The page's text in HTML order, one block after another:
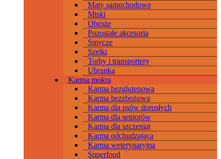
Maty samochodowe
Miski
Obroże
Pozostałe akcesoria
Smycze
Szelki
Torby i transportery
Ubranka
Karma mokra
Karma bezglutenowa
Karma bezzbożowa
Karma dla psów dorosłych
Karma dla seniorów
Karma dla szczeniąt
Karma odchudzająca
Karma weterynaryjna
Superfood